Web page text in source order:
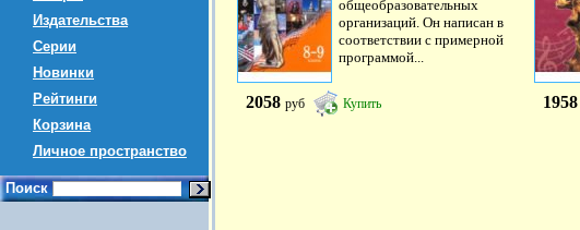
Издательства
Серии
Новинки
Рейтинги
Корзина
Личное пространство
Поиск
общеобразовательных
организаций. Он написан в
соответствии с примерной
программой...
2058 руб Купить 1958